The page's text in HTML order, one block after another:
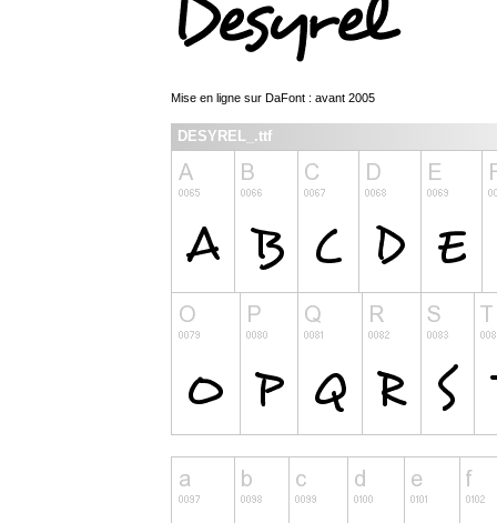
Mise en ligne sur DaFont : avant 2005
DESYREL_.ttf